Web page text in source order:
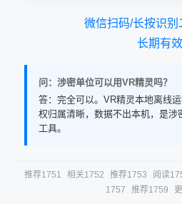
微信扫码/长按识别
长期有效
问：涉密单位可以用VR精灵吗？
答：完全可以。VR精灵本地离线
权归属清晰，数据不出本机，是涉
工具。
推荐1751 相关1752 推荐1753 阅读
1757
推荐1759